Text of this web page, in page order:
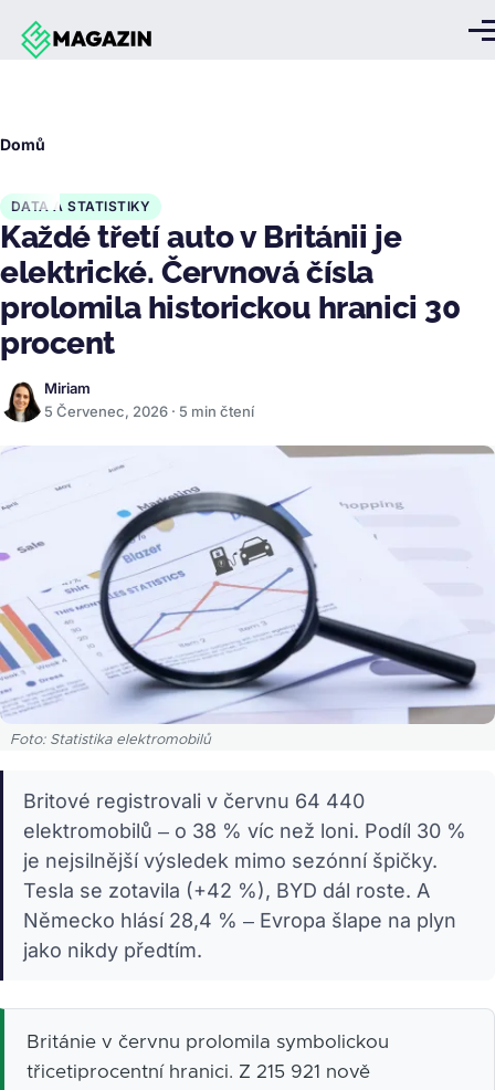
Přejít k hlavnímu obsahu
Domů
DATA A STATISTIKY
Každé třetí auto v Británii je
elektrické. Červnová čísla
prolomila historickou hranici 30
procent
Miriam
5 Červenec, 2026 · 5 min čtení
Foto: Statistika elektromobilů
Britové registrovali v červnu 64 440
elektromobilů – o 38 % víc než loni. Podíl 30 %
je nejsilnější výsledek mimo sezónní špičky.
Tesla se zotavila (+42 %), BYD dál roste. A
Německo hlásí 28,4 % – Evropa šlape na plyn
jako nikdy předtím.
Británie v červnu prolomila symbolickou
třicetiprocentní hranici. Z 215 921 nově